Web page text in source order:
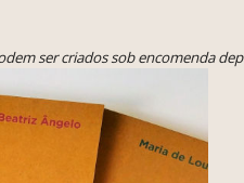
ser criados sob encomenda